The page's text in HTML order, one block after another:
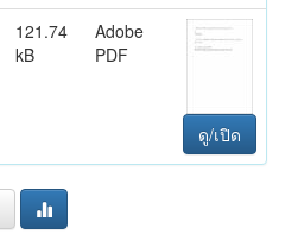
121.74
kB
Adobe
PDF
ดู/เปิด